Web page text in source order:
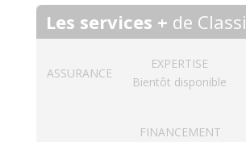
Les services + de
ASSURANCE
EXPERTISE
Bientôt disponible
FINANCEMENT